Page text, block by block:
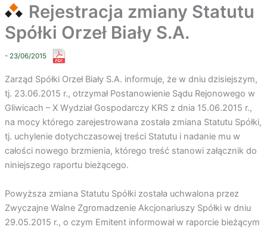
Rejestracja zmiany Statutu
Spółki Orzeł Biały S.A.
- 23/06/2015
Zarząd Spółki Orzeł Biały S.A. informuje, że w dniu dzisiejszym,
tj. 23.06.2015 r., otrzymał Postanowienie Sądu Rejonowego w
Gliwicach – X Wydział Gospodarczy KRS z dnia 15.06.2015 r.,
na mocy którego zarejestrowana została zmiana Statutu Spółki,
tj. uchylenie dotychczasowej treści Statutu i nadanie mu w
całości nowego brzmienia, którego treść stanowi załącznik do
niniejszego raportu bieżącego.
Powyższa zmiana Statutu Spółki została uchwalona przez
Zwyczajne Walne Zgromadzenie Akcjonariuszy Spółki w dniu
29.05.2015 r., o czym Emitent informował w raporcie bieżącym